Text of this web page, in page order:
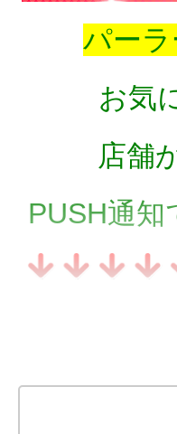
パー
お気
店舗
PUSH通